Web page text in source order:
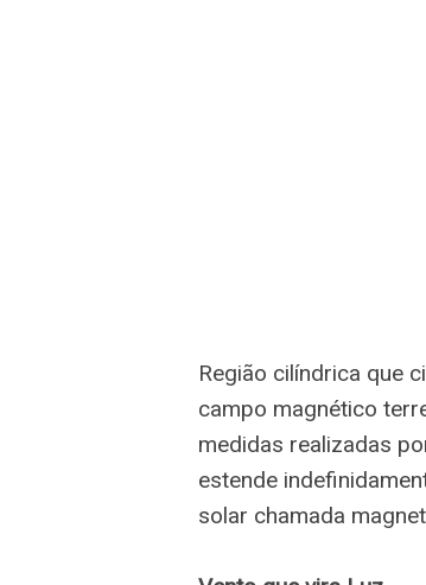
Região cilíndrica que
campo magnético
medidas realizadas
estende
solar chamada